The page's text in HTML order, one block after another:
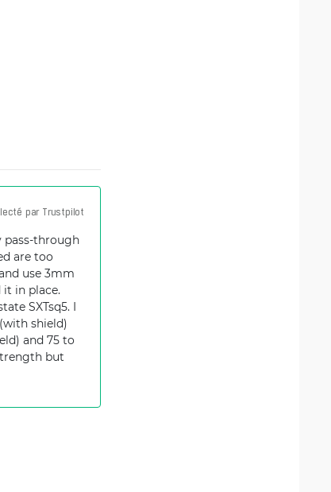
par Trustpilot
pass-through
are too
use 3mm
in place.
SXTsq5. I
shield)
and 75 to
but